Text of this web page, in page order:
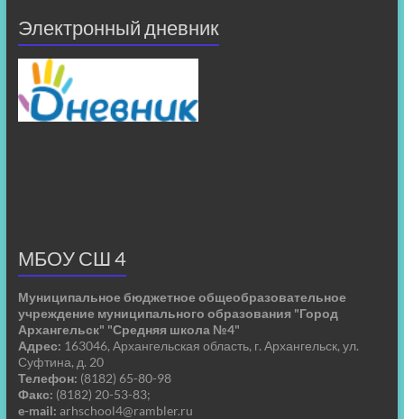
Электронный дневник
МБОУ СШ 4
Муниципальное бюджетное общеобразовательное
учреждение муниципального образования "Город
Архангельск" "Средняя школа №4"
Адрес: 163046, Архангельская область, г. Архангельск, ул.
Суфтина, д. 20
Телефон: (8182) 65-80-98
Факс: (8182) 20-53-83;
e-mail: arhschool4@rambler.ru